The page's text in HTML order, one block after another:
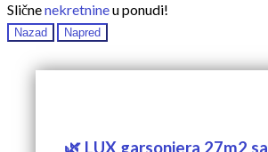
Sličnenekretnineu ponudi!
Nazad Napred
🌿 LUX garsonjera 27m2 sa